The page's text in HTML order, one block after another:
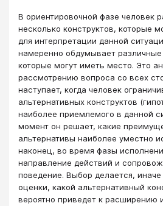
В ориентировочной фазе человек
несколько конструктов, которые
для интерпретации данной
намеренно обдумывает
которые могут иметь место. Это
рассмотрению вопроса со всех
наступает, когда человек
альтернативных конструктов
наиболее приемлемого в данной
момент он решает, какие
альтернативы наиболее уместно
наконец, во время фазы
направление действий и
поведение. Выбор делается,
оценки, какой альтернативный
вероятно приведет к расширению